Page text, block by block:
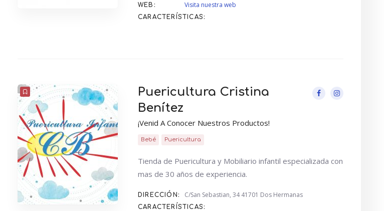
WEB: Visita nuestra web
CARACTERÍSTICAS:
Puericultura Cristina
Benítez
¡Venid A Conocer Nuestros Productos!
Bebé Puericultura
Tienda de Puericultura y Mobiliario infantil especializada con
mas de 30 años de experiencia.
DIRECCIÓN: C/San Sebastian, 34 41701 Dos Hermanas
CARACTERÍSTICAS: